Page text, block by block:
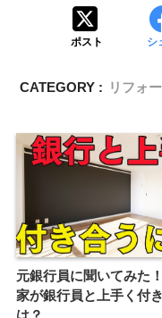
ポスト シ
CATEGORY : リフォ
元銀行員に聞いてみた
家が銀行員と上手く付
は？